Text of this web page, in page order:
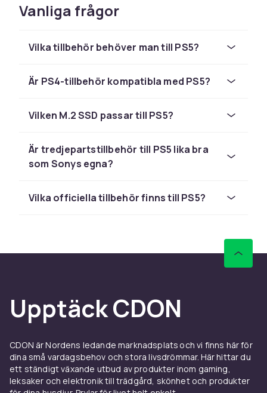
produkter från tredje part – från extra
handkontroller till headset och laddstationer.
DualSense-handkontrollen –
DualSense är mer än bara en handkontroll. Med
den en helt ny dimension av inlevelse i spelen.
co-op med vänner, eller välj en av de
specialutgåvor som finns i unika färger och
versionen med utbytbara komponenter och
avancerade inställningar för turneringsspel.
ljud
ljudlandskap. Med ett kompatibelt headset
upplever du riktningsljud och atmosfäriska
enormt. Pulse 3D Wireless Headset är Sonys
egna alternativ som är optimerat för PS5.
Laddning och lagring till PS5
Vanliga frågor
Vilka tillbehör behöver man till PS5?
Är PS4-tillbehör kompatibla med PS5?
Vilken M.2 SSD passar till PS5?
Är tredjepartstillbehör till PS5 lika bra
som Sonys egna?
Vilka officiella tillbehör finns till PS5?
Upptäck CDON
CDON är Nordens ledande marknadsplats och vi finns här för
dina små vardagsbehov och stora livsdrömmar. Här hittar du
ett ständigt växande utbud av produkter inom gaming,
leksaker och elektronik till trädgård, skönhet och produkter